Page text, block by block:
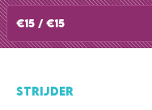
€15 / €15
STRIJDER